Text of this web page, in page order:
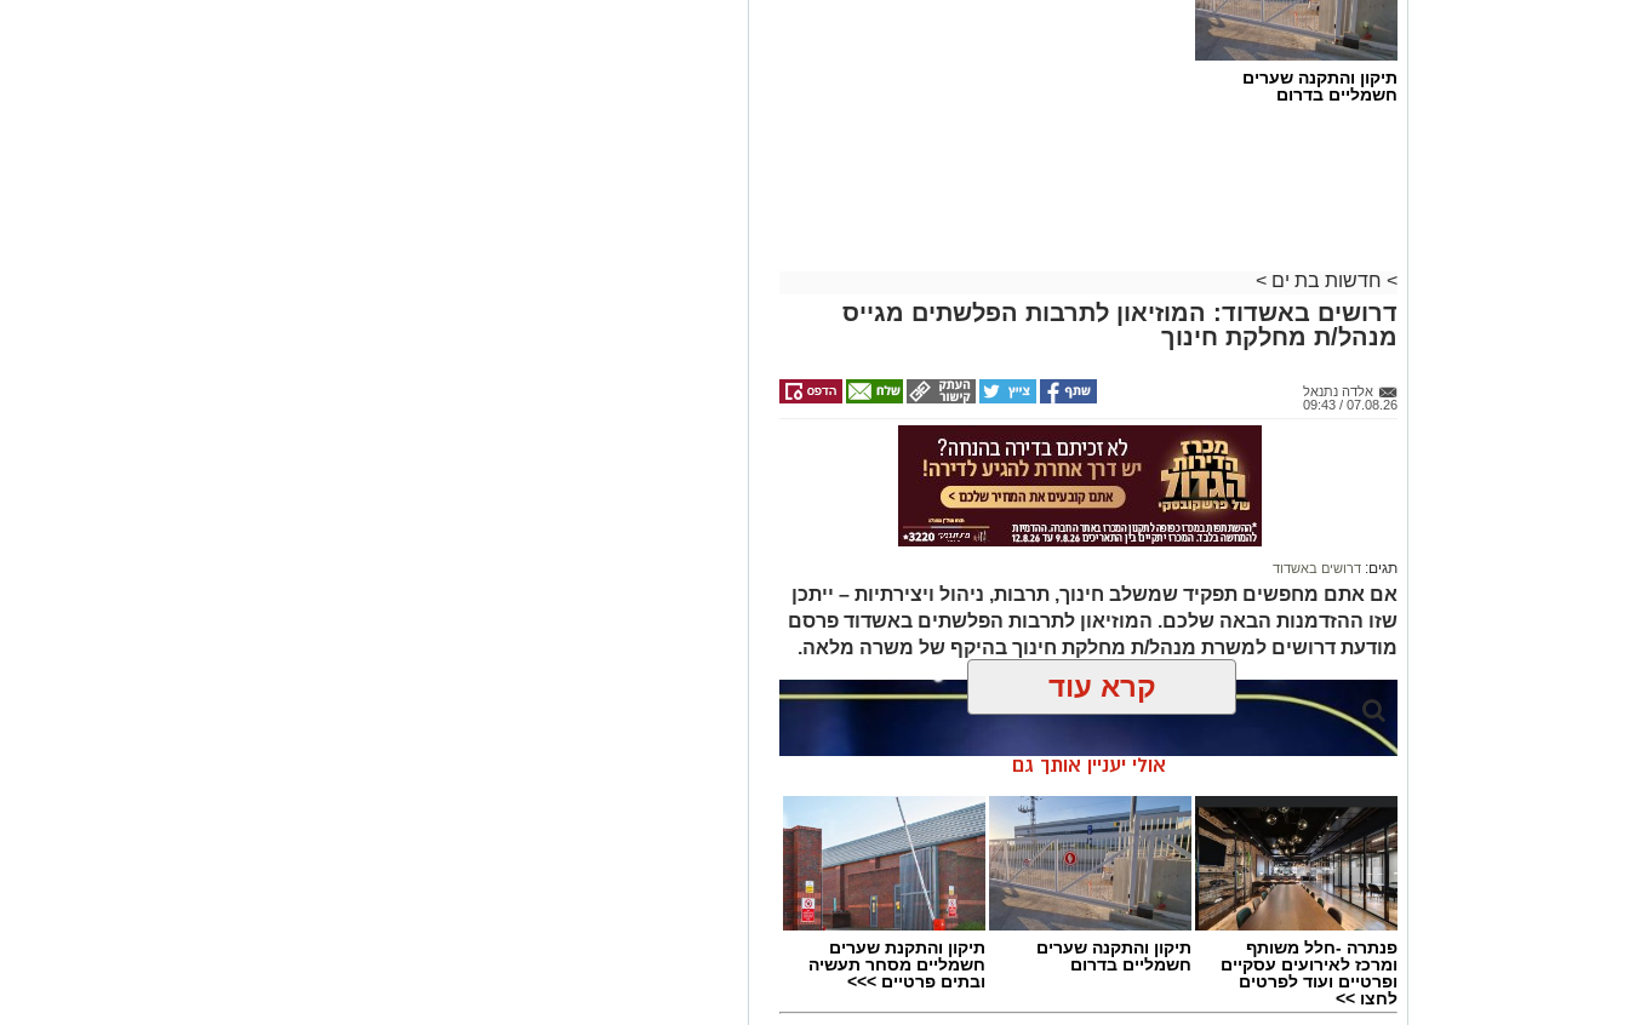
תיקון והתקנה שערים
חשמליים בדרום
> חדשות בת ים >
דרושים באשדוד: המוזיאון לתרבות הפלשתים מגייס
מנהל/ת מחלקת חינוך
אלדה נתנאל
07.08.26 / 09:43
תגים: דרושים באשדוד
אם אתם מחפשים תפקיד שמשלב חינוך, תרבות, ניהול ויצירתיות – ייתכן
שזו ההזדמנות הבאה שלכם. המוזיאון לתרבות הפלשתים באשדוד פרסם
מודעת דרושים למשרת מנהל/ת מחלקת חינוך בהיקף של משרה מלאה.
קרא עוד
אולי יעניין אותך גם
פנתרה -חלל משותף
ומרכז לאירועים עסקיים
ופרטיים ועוד לפרטים
לחצו >>
תיקון והתקנה שערים
חשמליים בדרום
תיקון והתקנת שערים
חשמליים מסחר תעשיה
ובתים פרטיים >>>